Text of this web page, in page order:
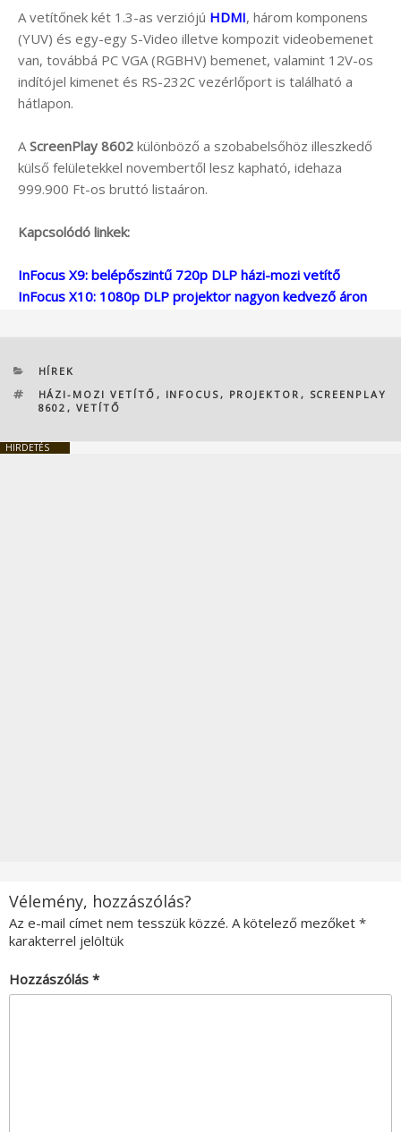
A vetítőnek két 1.3-as verziójú HDMI, három komponens
(YUV) és egy-egy S-Video illetve kompozit videobemenet
van, továbbá PC VGA (RGBHV) bemenet, valamint 12V-os
indítójel kimenet és RS-232C vezérlőport is található a
hátlapon.
A ScreenPlay 8602 különböző a szobabelsőhöz illeszkedő
külső felületekkel novembertől lesz kapható, idehaza
999.900 Ft-os bruttó listaáron.
Kapcsolódó linkek:
InFocus X9: belépőszintű 720p DLP házi-mozi vetítő
InFocus X10: 1080p DLP projektor nagyon kedvező áron
KATEGÓRIÁK
HÍREK
CÍMKÉK
HÁZI-MOZI VETÍTŐ , INFOCUS , PROJEKTOR , SCREENPLAY
8602 , VETÍTŐ
HIRDETÉS
Vélemény, hozzászólás?
Az e-mail címet nem tesszük közzé. A kötelező mezőket *
karakterrel jelöltük
Hozzászólás *